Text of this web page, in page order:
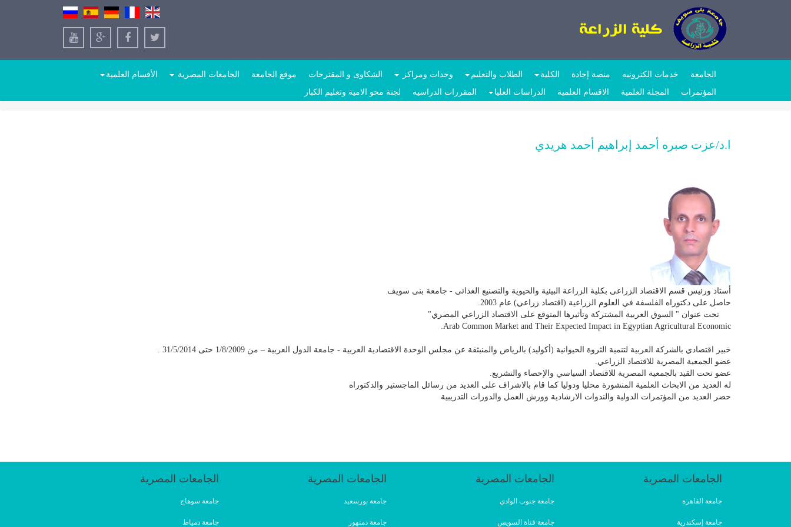
الجامعة خدمات الكترونيه منصة إجادة الكلية الطلاب والتعليم وحدات ومراكز الشكاوى و المقترحات موقع الجامعة الجامعات المصرية
الأقسام العلمية
المؤتمرات
المجلة العلمية الاقسام العلمية الدراسات العليا المقررات الدراسيه لجنة محو الامية وتعليم الكبار
ا.د/عزت صبره أحمد إبراهيم أحمد هريدي
أستاذ ورئيس قسم الاقتصاد الزراعى بكلية الزراعة البيئية والحيوية والتصنيع الغذائى - جامعة بنى سويف
حاصل على دكتوراه الفلسفة في العلوم الزراعية (اقتصاد زراعي) عام 2003.
تحت عنوان " السوق العربية المشتركة وتأثيرها المتوقع على الاقتصاد الزراعي المصري"
Arab Common Market and Their Expected Impact in Egyptian Agricultural Economic.
خبير اقتصادي بالشركة العربية لتنمية الثروة الحيوانية (أكوليد) بالرياض والمنبثقة عن مجلس الوحدة الاقتصادية العربية - جامعة الدول العربية – من 1/8/2009 حتى 31/5/2014 .
عضو الجمعية المصرية للاقتصاد الزراعي.
عضو تحت القيد بالجمعية المصرية للاقتصاد السياسي والإحصاء والتشريع.
له العديد من الابحاث العلمية المنشورة محليا ودوليا كما قام بالاشراف على العديد من رسائل الماجستير والدكتوراه
حضر العديد من المؤتمرات الدولية والندوات الارشادية وورش العمل والدورات التدريبية
الجامعات المصرية
جامعة القاهرة
جامعة إسكندرية
الجامعات المصرية
جامعة جنوب الوادي
جامعة قناة السويس
الجامعات المصرية
جامعة بورسعيد
جامعة دمنهور
الجامعات المصرية
جامعة سوهاج
جامعة دمياط